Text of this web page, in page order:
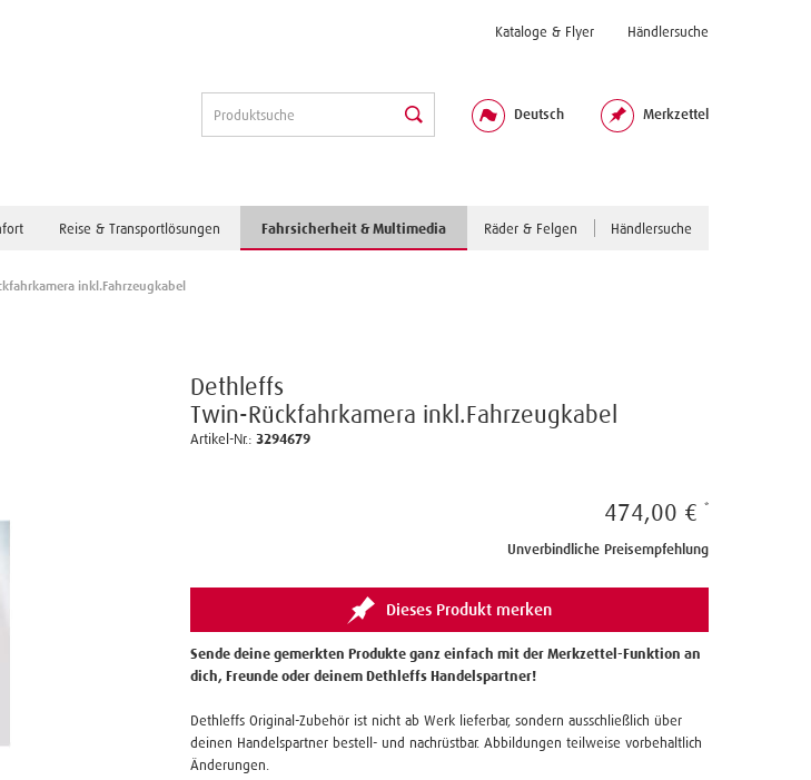
Kataloge & Flyer Händlersuche
Deutsch Merkzettel
Reise & Transportlösungen Fahrsicherheit & Multimedia Räder & Felgen Händlersuche
inkl.Fahrzeugkabel
Dethleffs
Twin-Rückfahrkamera inkl.Fahrzeugkabel
Artikel-Nr.:3294679
474,00 €
Unverbindliche Preisempfehlung
Dieses Produkt merken
Sende deine gemerkten Produkte ganz einfach mit der Merkzettel-Funktion an
dich, Freunde oder deinem Dethleffs Handelspartner!
Dethleffs Original-Zubehör ist nicht ab Werk lieferbar, sondern ausschließlich über
deinen Handelspartner bestell- und nachrüstbar. Abbildungen teilweise vorbehaltlich
Änderungen.